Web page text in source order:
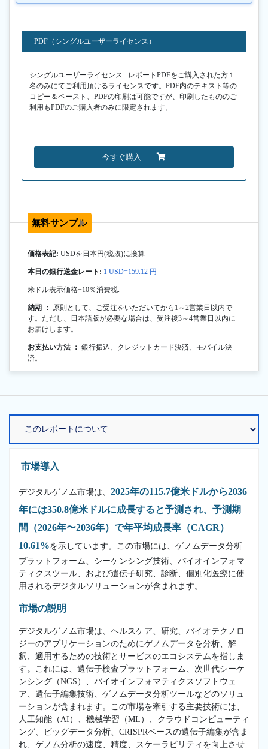
PDF（シングルユーザーライセンス）
シングルユーザーライセンス : レポートPDFをご購入された方１
名のみにてご利用頂けるライセンスです。PDF内のテキスト等の
コピー＆ペースト、PDFの印刷は可能ですが、印刷したもののご
利用もPDFのご購入者のみに限定されます。
今すぐ購入
無料サンプル
価格表記: USDを日本円(税抜)に換算
本日の銀行送金レート: 1 USD=159.12 円
米ドル表示価格+10％消費税.
納期 ： 原則として、ご受注をいただいてから1～2営業日以内で
す。ただし、日本語版が必要な場合は、受注後3～4営業日以内に
お届けします。
お支払い方法 ： 銀行振込、クレジットカード決済、モバイル決
済。
市場導入
デジタルゲノム市場は、 2025年の115.7億米ドルから2036
年には350.8億米ドルに成長すると予測され、予測期
間（2026年〜2036年）で年平均成長率（CAGR）
10.61%を示しています。この市場には、ゲノムデータ分析
プラットフォーム、シーケンシング技術、バイオインフォマ
ティクスツール、および遺伝子研究、診断、個別化医療に使
用されるデジタルソリューションが含まれます。
市場の説明
デジタルゲノム市場は、ヘルスケア、研究、バイオテクノロ
ジーのアプリケーションのためにゲノムデータを分析、解
釈、適用するための技術とサービスのエコシステムを指しま
す。これには、遺伝子検査プラットフォーム、次世代シーケ
ンシング（NGS）、バイオインフォマティクスソフトウェ
ア、遺伝子編集技術、ゲノムデータ分析ツールなどのソリュ
ーションが含まれます。この市場を牽引する主要技術には、
人工知能（AI）、機械学習（ML）、クラウドコンピューティ
ング、ビッグデータ分析、CRISPRベースの遺伝子編集が含ま
れ、ゲノム分析の速度、精度、スケーラビリティを向上させ